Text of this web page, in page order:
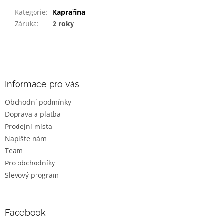
Kategorie:
Kaprařina
Záruka: 2 roky
Informace pro vás
Obchodní podmínky
Doprava a platba
Prodejní místa
Napište nám
Team
Pro obchodníky
Slevový program
Facebook